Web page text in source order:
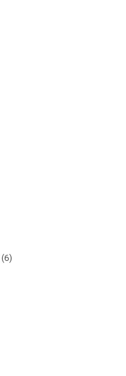
(6)